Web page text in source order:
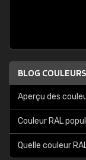
BLOG
Aperçu des
Couleur RAL
Quelle couleur